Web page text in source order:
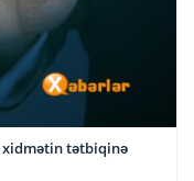
xidmətin tətbiqinə